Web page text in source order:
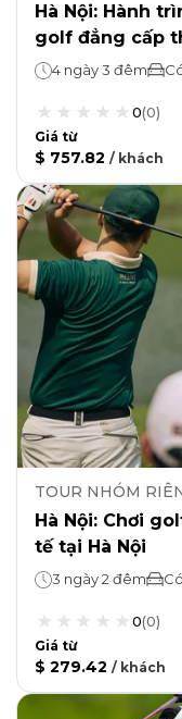
Hà Nội: Hành
golf đẳng cấp
4 ngày 3 đêm
0(0)
Giá từ
$ 757.82 / khách
TOUR NHÓM
Hà Nội: Chơi
tế tại Hà Nội
3 ngày 2 đêm
0(0)
Giá từ
$ 279.42 / khách